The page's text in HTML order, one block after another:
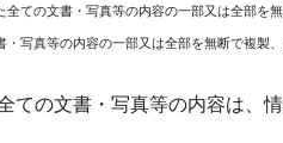
ての文書・写真等の内容の一部又は全部を
写真等の内容の一部又は全部を無断で複製
ての文書・写真等の内容は、